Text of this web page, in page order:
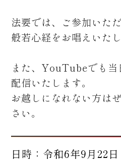
法要では、ご参加いた
般若心経をお唱えいた
また、YouTubeでも
配信いたします。
お越しになれない方は
さい。
日時：令和6年9月22日